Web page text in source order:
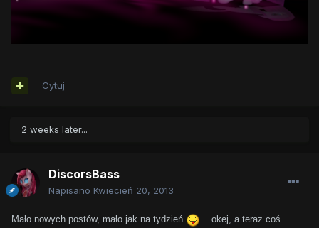
Cytuj
2 weeks later...
DiscorsBass
Napisano Kwiecień 20, 2013
Mało nowych postów, mało jak na tydzień
...okej, a teraz coś